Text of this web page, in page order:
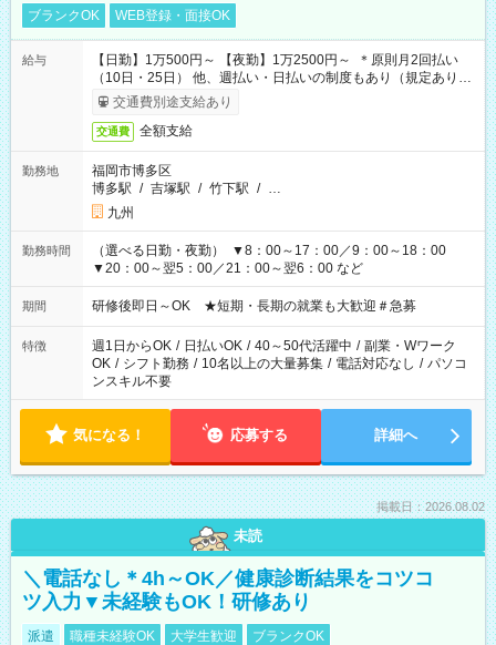
ブランクOK
WEB登録・面接OK
給与
【日勤】1万500円～ 【夜勤】1万2500円～ ＊原則月2回払い
（10日・25日） 他、週払い・日払いの制度もあり（規定あり）
＃日収1万円以上
交通費別途支給あり
交通費 全額支給
勤務地
福岡市博多区
博多駅 / 吉塚駅 / 竹下駅 / …
九州
勤務時間
（選べる日勤・夜勤） ▼8：00～17：00／9：00～18：00
▼20：00～翌5：00／21：00～翌6：00 など
期間 研修後即日～OK ★短期・長期の就業も大歓迎＃急募
特徴 週1日からOK / 日払いOK / 40～50代活躍中 / 副業・Wワーク
OK / シフト勤務 / 10名以上の大量募集 / 電話対応なし / パソコ
ンスキル不要
気になる！ 応募する 詳細へ
掲載日：2026.08.02
未読
＼電話なし＊4h～OK／健康診断結果をコツコ
ツ入力▼未経験もOK！研修あり
派遣 職種未経験OK 大学生歓迎
ブランクOK